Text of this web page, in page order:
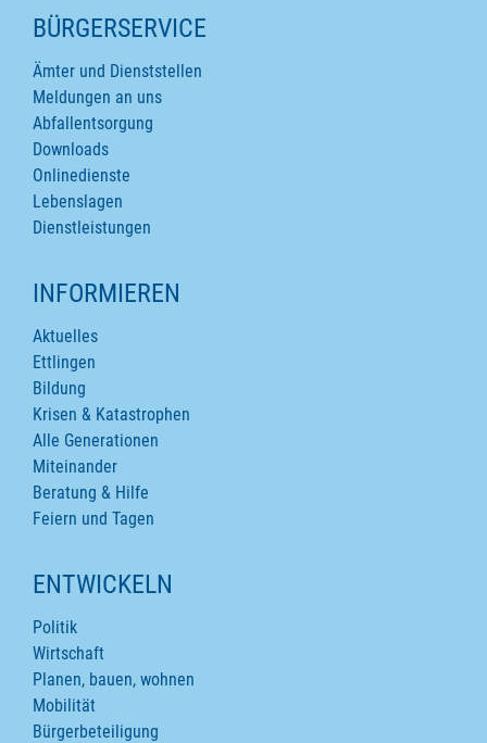
SEITENINHALTE
BÜRGERSERVICE
Ämter und Dienststellen
Meldungen an uns
Abfallentsorgung
Downloads
Onlinedienste
Lebenslagen
Dienstleistungen
INFORMIEREN
Aktuelles
Ettlingen
Bildung
Krisen & Katastrophen
Alle Generationen
Miteinander
Beratung & Hilfe
Feiern und Tagen
ENTWICKELN
Politik
Wirtschaft
Planen, bauen, wohnen
Mobilität
Bürgerbeteiligung